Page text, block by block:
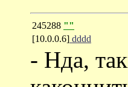
245288 ""
[10.0.0.6] dddd
- Нда,